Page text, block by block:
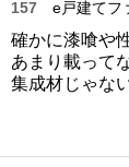
157 e戸建てフ
確かに漆喰や
あまり載って
集成材じゃな